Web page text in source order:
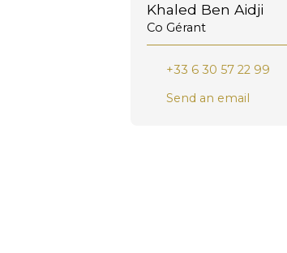
Khaled Ben Aidji
Co Gérant
+33 6 30 57 22 99
Send an email